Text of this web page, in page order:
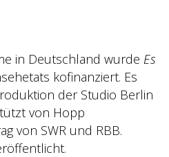
in Deutschland wurde Es
kofinanziert. Es
der Studio Berlin
von Hopp
von SWR und RBB.